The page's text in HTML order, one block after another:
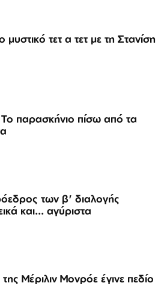
μυστικό τετ α τετ με τη Στανίση
παρασκήνιο πίσω από τα
των β' διαλογής
και... αγύριστα
της Μέριλιν Μονρόε έγινε πεδίο